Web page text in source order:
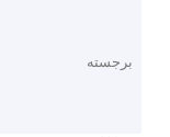
برجسته